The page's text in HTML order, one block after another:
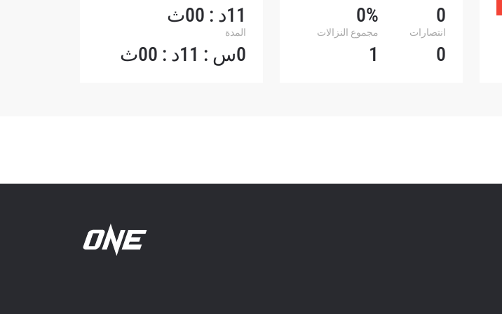
0
0%
انتصارات
0
مجموع النزالات
1
11د : 00ث
المدة
0س : 11د : 00ث